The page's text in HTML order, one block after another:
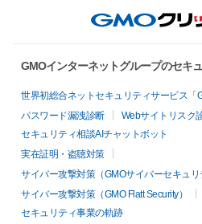
GMOインターネットグループのセキ
世界初総合ネットセキュリティサービス「
パスワード漏洩診断
Webサイトリスク
セキュリティ相談AIチャットボット
実在証明・盗聴対策
サイバー攻撃対策（GMOサイバーセキュリ
サイバー攻撃対策（GMO Flatt Security）
セキュリティ事業の軌跡